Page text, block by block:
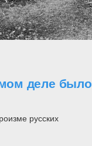
деле было
русских